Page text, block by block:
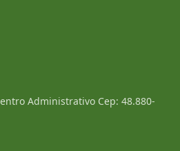
Administrativo Cep: 48.880-